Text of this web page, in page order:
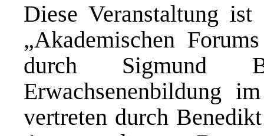
Diese Veranstaltung
„Akademischen
durch Sigmund
Erwachsenenbildung
vertreten durch